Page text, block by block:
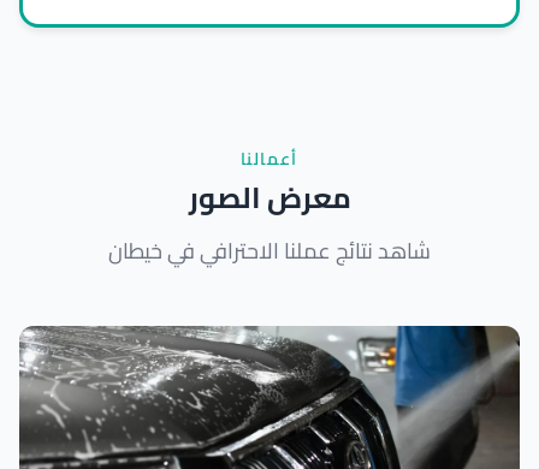
أعمالنا
معرض الصور
شاهد نتائج عملنا الاحترافي في خيطان